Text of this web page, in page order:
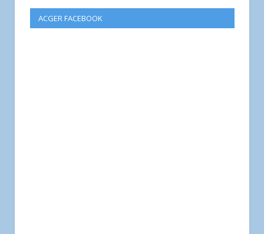
ACGER FACEBOOK